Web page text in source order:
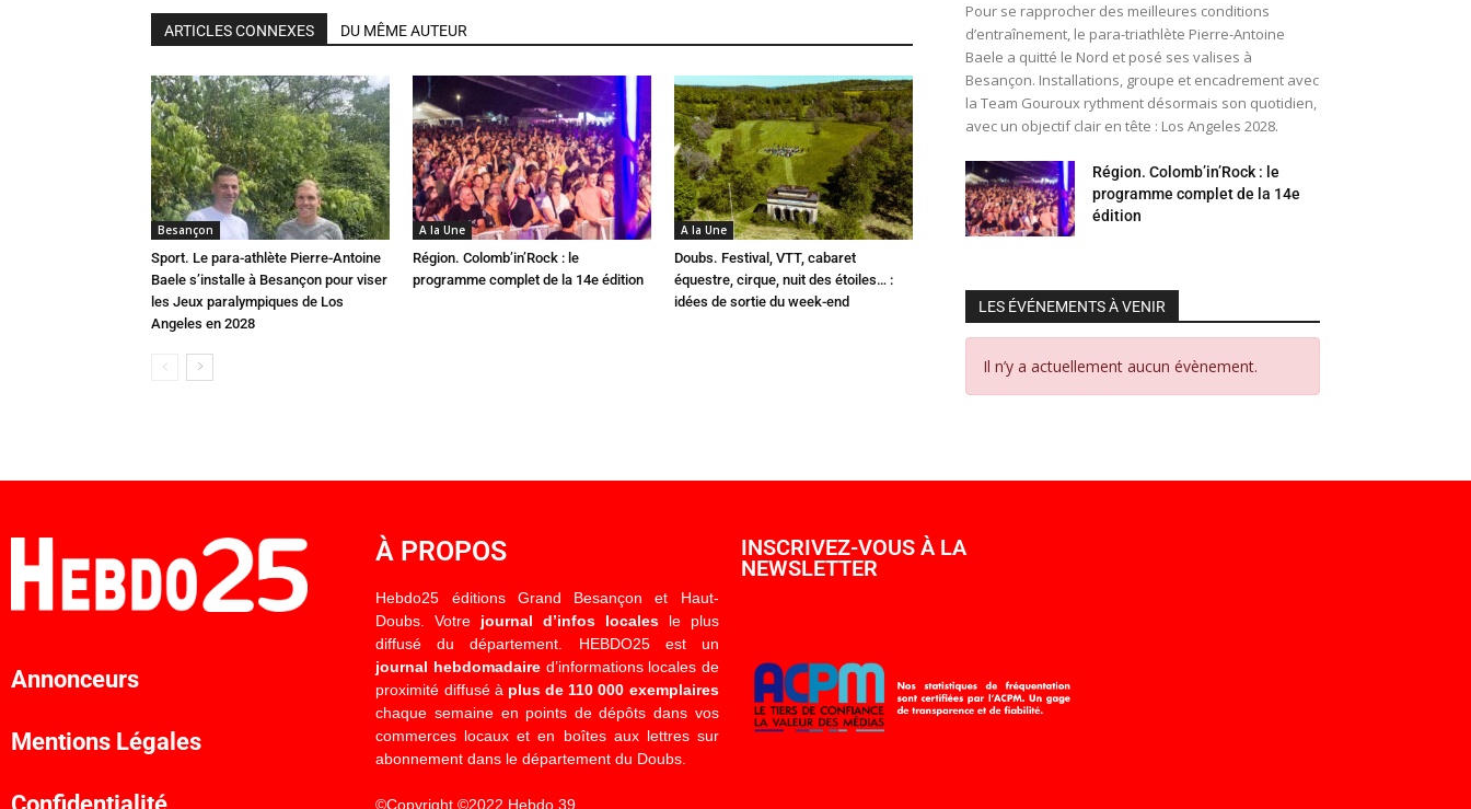
ARTICLES CONNEXES DU MÊME AUTEUR
Besançon
Sport. Le para-athlète Pierre-Antoine
Baele s’installe à Besançon pour viser
les Jeux paralympiques de Los
Angeles en 2028
A la Une
Région. Colomb’in’Rock : le
programme complet de la 14e édition
A la Une
Doubs. Festival, VTT, cabaret
équestre, cirque, nuit des étoiles… :
idées de sortie du week-end
Pour se rapprocher des meilleures conditions
d’entraînement, le para-triathlète Pierre-Antoine
Baele a quitté le Nord et posé ses valises à
Besançon. Installations, groupe et encadrement avec
la Team Gouroux rythment désormais son quotidien,
avec un objectif clair en tête : Los Angeles 2028.
Région. Colomb’in’Rock : le
programme complet de la 14e
édition
LES ÉVÉNEMENTS À VENIR
Il n’y a actuellement aucun évènement.
Annonceurs
Mentions Légales
À PROPOS
Hebdo25 éditions Grand Besançon et Haut-
Doubs. Votre journal d’infos localesle plus
diffusé du département. HEBDO25 est un
journal hebdomadaired’informations locales de
proximité diffusé à plus de 110 000 exemplaires
chaque semaine en points de dépôts dans vos
commerces locaux et en boîtes aux lettres sur
abonnement dans le département du Doubs.
©Copyright ©2022 Hebdo 39
INSCRIVEZ-VOUS À LA
NEWSLETTER